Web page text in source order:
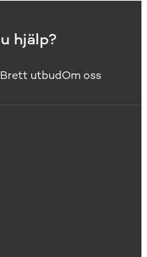
hjälp?
Brett utbudOm oss